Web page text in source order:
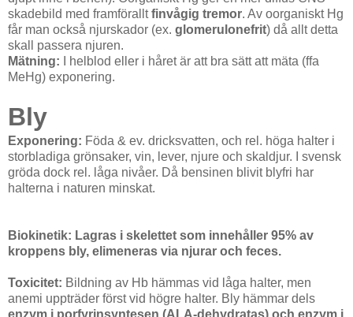
skadebild med framföralltfinvågig tremor. Av oorganiskt Hg
får man också njurskador (ex. glomerulonefrit) då allt detta
skall passera njuren.
Mätning:
I helblod eller i håret är att bra sätt att mäta (ffa
MeHg) exponering.
Bly
Exponering: Föda & ev. dricksvatten, och rel. höga halter i
storbladiga grönsaker, vin, lever, njure och skaldjur. I svensk
gröda dock rel. låga nivåer. Då bensinen blivit blyfri har
halterna i naturen minskat.
Biokinetik: Lagras i skelettet som innehåller 95% av
kroppens bly, elimeneras via njurar och feces.
Toxicitet: Bildning av Hb hämmas vid låga halter, men
anemi uppträder först vid högre halter. Bly hämmar dels
enzym i porfyrinsyntesen (ALA-dehydratas) och enzym i